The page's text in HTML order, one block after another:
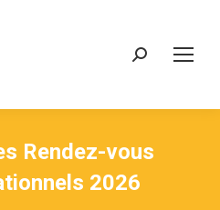
Recherche
Rendez-vous
2026